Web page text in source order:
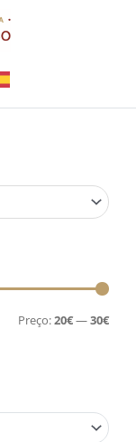
Preço:20€—30€